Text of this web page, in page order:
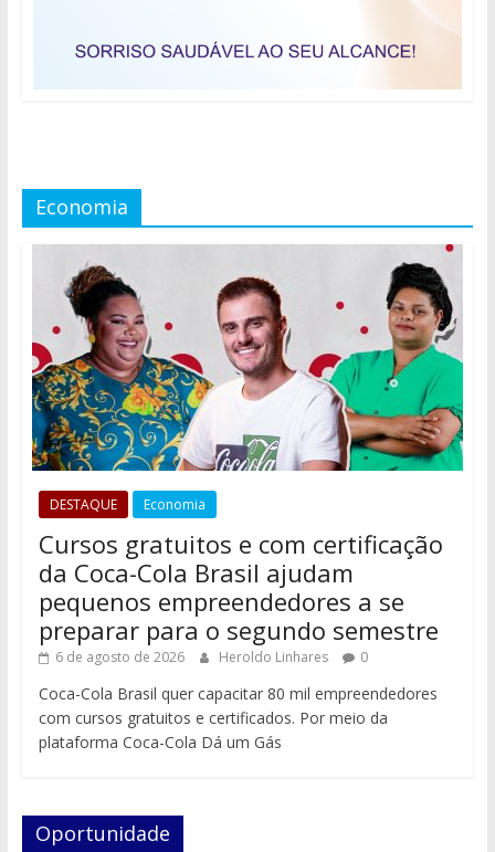
Economia
DESTAQUE Economia
Cursos gratuitos e com certificação
da Coca-Cola Brasil ajudam
pequenos empreendedores a se
preparar para o segundo semestre
6 de agosto de 2026 Heroldo Linhares 0
Coca-Cola Brasil quer capacitar 80 mil empreendedores
com cursos gratuitos e certificados. Por meio da
plataforma Coca-Cola Dá um Gás
Oportunidade